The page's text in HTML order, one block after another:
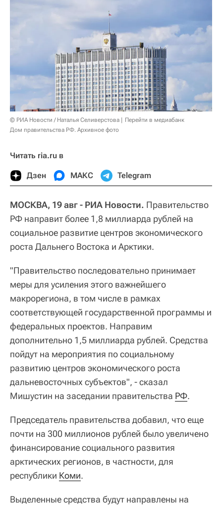
© РИА Новости / Наталья Селиверстова
Перейти в медиабанк
Дом правительства РФ. Архивное фото
Читать ria.ru в
Дзен МАКС Telegram
МОСКВА, 19 авг - РИА Новости. Правительство
РФ направит более 1,8 миллиарда рублей на
социальное развитие центров экономического
роста Дальнего Востока и Арктики.
"Правительство последовательно принимает
меры для усиления этого важнейшего
макрорегиона, в том числе в рамках
соответствующей государственной программы и
федеральных проектов. Направим
дополнительно 1,5 миллиарда рублей. Средства
пойдут на мероприятия по социальному
развитию центров экономического роста
дальневосточных субъектов", - сказал
Мишустин на заседании правительства РФ.
Председатель правительства добавил, что еще
почти на 300 миллионов рублей было увеличено
финансирование социального развития
арктических регионов, в частности, для
республики Коми.
Выделенные средства будут направлены на